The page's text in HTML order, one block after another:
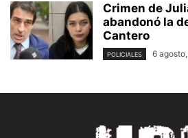
Crimen de
abandonó la
Cantero
POLICIALES 6